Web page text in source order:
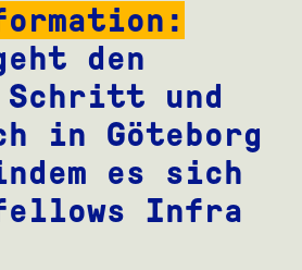
:
den
Schritt und
in Göteborg
es sich
Infra